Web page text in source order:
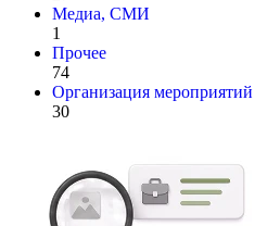
Медиа, СМИ
1
Прочее
74
Организация мероприятий
30